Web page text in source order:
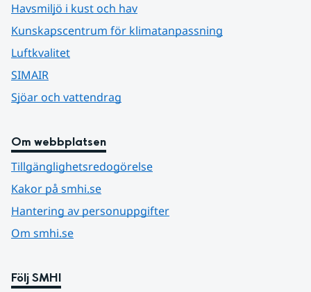
Havsmiljö i kust och hav
Kunskapscentrum för klimatanpassning
Luftkvalitet
SIMAIR
Sjöar och vattendrag
Om webbplatsen
Tillgänglighetsredogörelse
Kakor på smhi.se
Hantering av personuppgifter
Om smhi.se
Följ SMHI